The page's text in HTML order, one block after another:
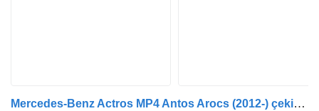
Mercedes-Benz Actros MP4 Antos Arocs (2012-) çekici için Mercedes-Benz actros mp4 2551 (01.12-) A9603230124 denge çubuğu